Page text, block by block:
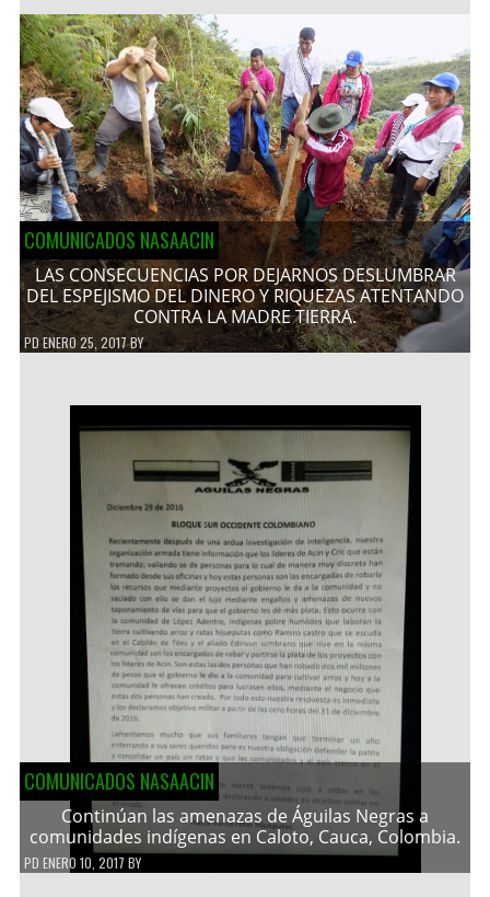
COMUNICADOS NASAACIN
LAS CONSECUENCIAS POR DEJARNOS DESLUMBRAR
DEL ESPEJISMO DEL DINERO Y RIQUEZAS ATENTANDO
CONTRA LA MADRE TIERRA.
PDENERO 25, 2017BY
COMUNICADOS NASAACIN
Continúan las amenazas de Águilas Negras a
comunidades indígenas en Caloto, Cauca, Colombia.
PD ENERO 10, 2017 BY